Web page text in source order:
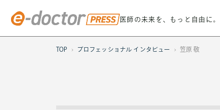
医師の未来を、もっと自由に。
TOP プロフェッショナル インタビュー 笠原 敬